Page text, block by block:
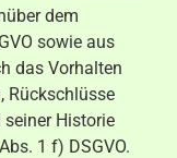
dem
sowie aus
das Vorhalten
Rückschlüsse
Historie
1 f) DSGVO.